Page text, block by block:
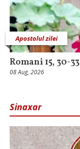
Apostolul zilei
Romani 15, 30-33
08 Aug, 2026
Sinaxar